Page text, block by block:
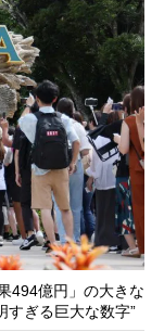
494億円」の大きな
ぎる巨大な数字”